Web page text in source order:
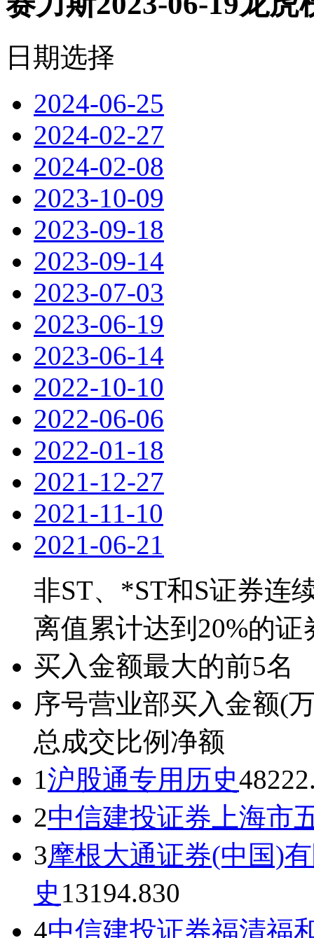
日期选择
2024-06-25
2024-02-27
2024-02-08
2023-10-09
2023-09-18
2023-09-14
2023-07-03
2023-06-19
2023-06-14
2022-10-10
2022-06-06
2022-01-18
2021-12-27
2021-11-10
2021-06-21
非ST、*ST和S证券连
离值累计达到20%的证
买入金额最大的前5名
序号营业部买入金额(
总成交比例 净额
1沪股通专用 历史
2中信建投证券上海市
3摩根大通证券(中国)
史 13194.830
4中信建投证券福清福